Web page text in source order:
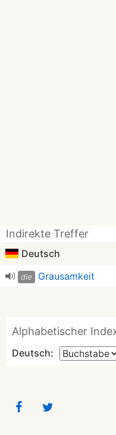
Indirekte Treffer
Deutsch
die Grausamkeit
Alphabetischer
Deutsch: